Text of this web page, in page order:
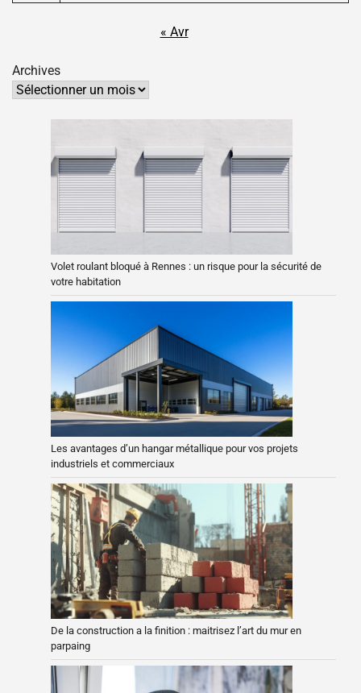
« Avr
Archives
Volet roulant bloqué à Rennes : un risque pour la sécurité de
votre habitation
Les avantages d’un hangar métallique pour vos projets
industriels et commerciaux
De la construction a la finition : maitrisez l’art du mur en
parpaing